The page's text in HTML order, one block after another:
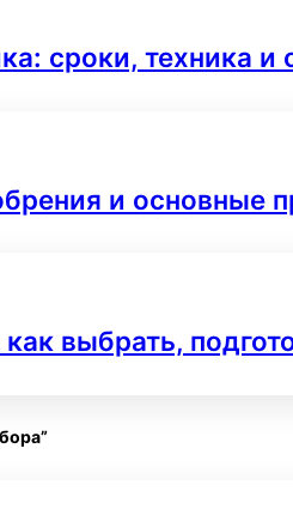
сроки, техника и
и основные
выбрать,